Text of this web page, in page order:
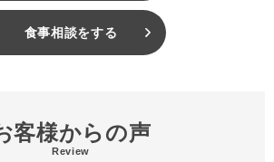
食事相談をする
客様からの声
Review